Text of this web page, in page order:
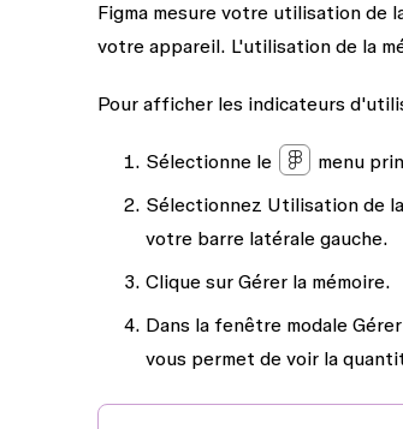
Figma mesure votre utilisation de
votre appareil. L'utilisation de la
Pour afficher les indicateurs
Sélectionne le menu
Sélectionnez Utilisation de
votre barre latérale gauche.
Clique sur Gérer la mémoire.
Dans la fenêtre modale
vous permet de voir la